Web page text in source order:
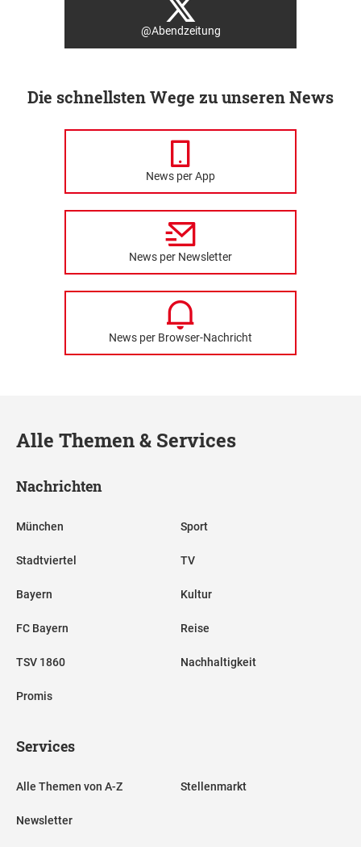
@Abendzeitung
Die schnellsten Wege zu unseren News
News per App
News per Newsletter
News per Browser-Nachricht
Alle Themen & Services
Nachrichten
München
Stadtviertel
Bayern
FC Bayern
TSV 1860
Promis
Sport
TV
Kultur
Reise
Nachhaltigkeit
Services
Alle Themen von A-Z
Newsletter
Stellenmarkt